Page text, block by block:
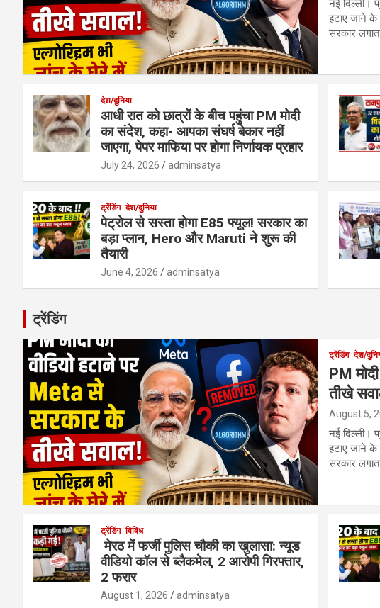
नई दिल्ली।
हटाए जाने
सरकार
देश/दुनिया
आधी रात को छात्रों के बीच पहुंचा PM मोदी
का संदेश, कहा- आपका संघर्ष बेकार नहीं
जाएगा, पेपर माफिया पर होगा निर्णायक प्रहार
July 24, 2026 adminsatya
ट्रेंडिंग देश/दुनिया
पेट्रोल से सस्ता होगा E85 फ्यूल! सरकार का
बड़ा प्लान, Hero और Maruti ने शुरू की
तैयारी
June 4, 2026 adminsatya
ट्रेंडिंग
ट्रेंडिंग देश/
PM
तीखे
August 5,
नई दिल्ली।
हटाए जाने
सरकार
ट्रेंडिंग विविध
मेरठ में फर्जी पुलिस चौकी का खुलासा: न्यूड
वीडियो कॉल से ब्लैकमेल, 2 आरोपी गिरफ्तार,
2 फरार
August 1, 2026 adminsatya